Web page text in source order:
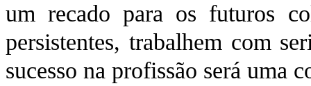
um recado para os futuros
persistentes, trabalhem com
sucesso na profissão será uma